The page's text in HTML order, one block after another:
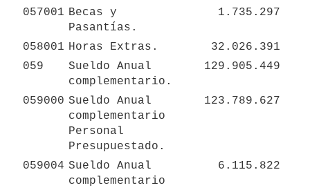
057001 Becas y
Pasantías.
1.735.297
058001 Horas Extras.
32.026.391
059
Sueldo Anual
complementario.
129.905.449
059000 Sueldo Anual
complementario
Personal
Presupuestado.
123.789.627
059004 Sueldo Anual
complementario
6.115.822